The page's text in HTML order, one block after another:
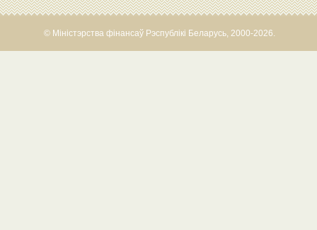
© Міністэрства фінансаў Рэспублікі Беларусь, 2000-2026.